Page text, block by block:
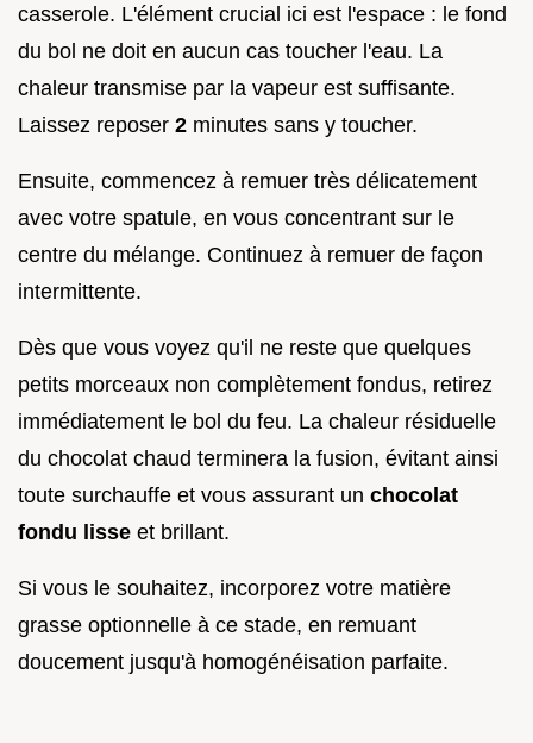
casserole. L'élément crucial ici est l'espace : le fond
du bol ne doit en aucun cas toucher l'eau. La
chaleur transmise par la vapeur est suffisante.
Laissez reposer 2 minutes sans y toucher.
Ensuite, commencez à remuer très délicatement
avec votre spatule, en vous concentrant sur le
centre du mélange. Continuez à remuer de façon
intermittente.
Dès que vous voyez qu'il ne reste que quelques
petits morceaux non complètement fondus, retirez
immédiatement le bol du feu. La chaleur résiduelle
du chocolat chaud terminera la fusion, évitant ainsi
toute surchauffe et vous assurant un chocolat
fondu lisse et brillant.
Si vous le souhaitez, incorporez votre matière
grasse optionnelle à ce stade, en remuant
doucement jusqu'à homogénéisation parfaite.